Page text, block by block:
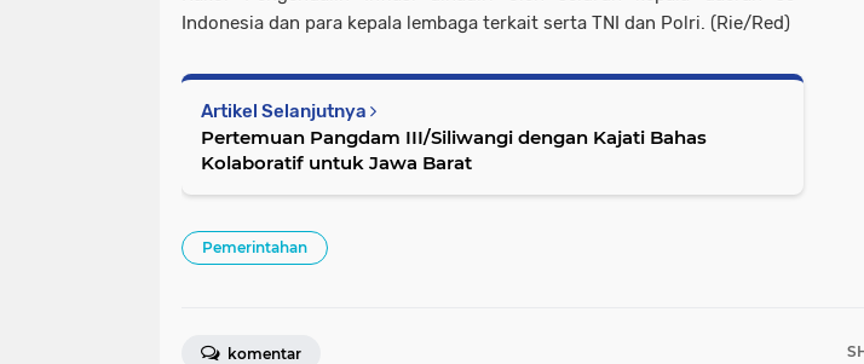
Indonesia dan para kepala lembaga terkait serta TNI dan Polri. (Rie/Red)
Artikel Selanjutnya
Pertemuan Pangdam III/Siliwangi dengan Kajati Bahas
Kolaboratif untuk Jawa Barat
Pemerintahan
komentar